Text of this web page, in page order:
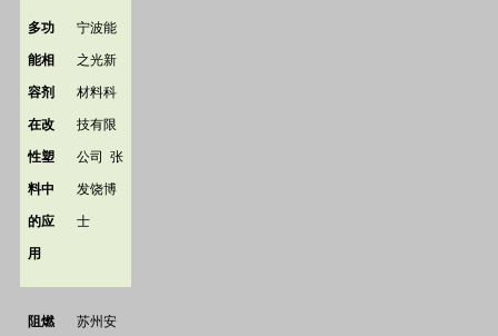
多功
能相
容剂
在改
性塑
料中
的应
用
宁波能
之光新
材料科
技有限
公司 张
发饶博
士
阻燃 苏州安